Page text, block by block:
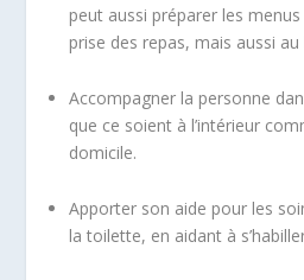
peut aussi préparer les
prise des repas, mais aussi
Accompagner la personne
que ce soient à l’intérieur
domicile.
Apporter son aide pour les
la toilette, en aidant à